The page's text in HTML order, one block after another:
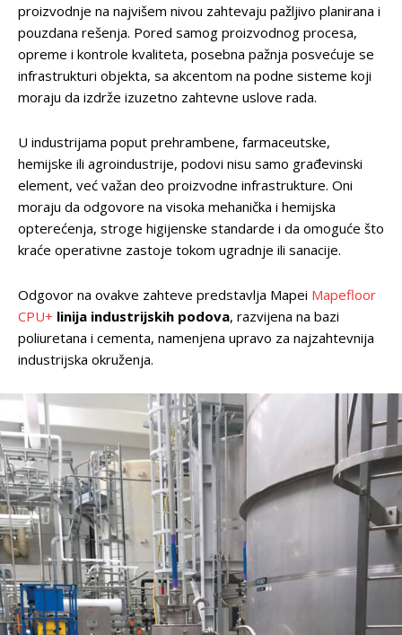
proizvodnje na najvišem nivou zahtevaju pažljivo planirana i
pouzdana rešenja. Pored samog proizvodnog procesa,
opreme i kontrole kvaliteta, posebna pažnja posvećuje se
infrastrukturi objekta, sa akcentom na podne sisteme koji
moraju da izdrže izuzetno zahtevne uslove rada.
U industrijama poput prehrambene, farmaceutske,
hemijske ili agroindustrije, podovi nisu samo građevinski
element, već važan deo proizvodne infrastrukture. Oni
moraju da odgovore na visoka mehanička i hemijska
opterećenja, stroge higijenske standarde i da omoguće što
kraće operativne zastoje tokom ugradnje ili sanacije.
Odgovor na ovakve zahteve predstavlja Mapei Mapefloor
CPU+ linija industrijskih podova, razvijena na bazi
poliuretana i cementa, namenjena upravo za najzahtevnija
industrijska okruženja.